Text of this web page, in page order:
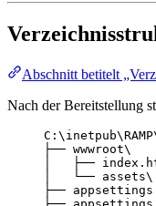
Abschnitt betitelt
Nach der Bereitstellung
├──
│   ├──
│   └── assets\
├──